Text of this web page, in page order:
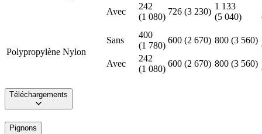
Avec
242
(1 080)
726 (3 230)
1 133
(5 040)
Polypropylène Nylon
Sans
400
(1 780)
600 (2 670) 800 (3 560)
Avec
242
(1 080)
600 (2 670) 800 (3 560)
Téléchargements
Pignons